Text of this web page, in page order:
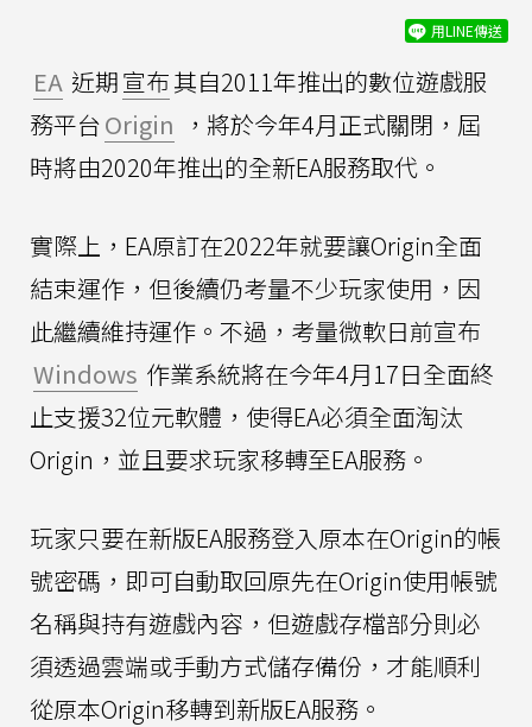
用LINE傳送
EA 近期宣布其自2011年推出的數位遊戲服
務平台Origin ，將於今年4月正式關閉，屆
時將由2020年推出的全新EA服務取代。
實際上，EA原訂在2022年就要讓Origin全面
結束運作，但後續仍考量不少玩家使用，因
此繼續維持運作。不過，考量微軟日前宣布
Windows 作業系統將在今年4月17日全面終
止支援32位元軟體，使得EA必須全面淘汰
Origin，並且要求玩家移轉至EA服務。
玩家只要在新版EA服務登入原本在Origin的帳
號密碼，即可自動取回原先在Origin使用帳號
名稱與持有遊戲內容，但遊戲存檔部分則必
須透過雲端或手動方式儲存備份，才能順利
從原本Origin移轉到新版EA服務。